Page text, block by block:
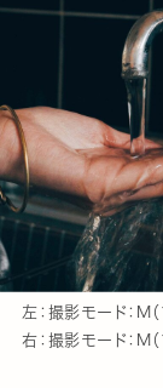
左：撮影モード：
右：撮影モード：M